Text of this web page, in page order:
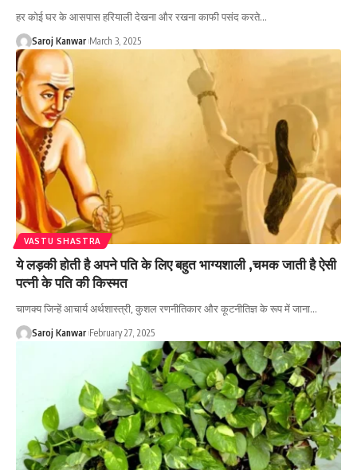
हर कोई घर के आसपास हरियाली देखना और रखना काफी पसंद करते…
Saroj Kanwar March 3, 2025
VASTU SHASTRA
ये लड़की होती है अपने पति के लिए बहुत भाग्यशाली ,चमक जाती है ऐसी
पत्नी के पति की किस्मत
चाणक्य जिन्हें आचार्य अर्थशास्त्री, कुशल रणनीतिकार और कूटनीतिज्ञ के रूप में जाना…
Saroj Kanwar February 27, 2025